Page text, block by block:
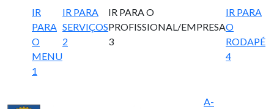
IR
PARA
O
MENU
1
IR PARA
SERVIÇOS
2
IR PARA O
PROFISSIONAL/EMPRESA
3
IR PARA
O
RODAPÉ
4
A-